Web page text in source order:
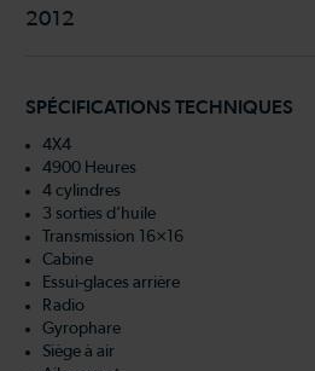
2012
SPÉCIFICATIONS TECHNIQUES
4X4
4900 Heures
4 cylindres
3 sorties d’huile
Transmission 16×16
Cabine
Essui-glaces arrière
Radio
Gyrophare
Siège à air